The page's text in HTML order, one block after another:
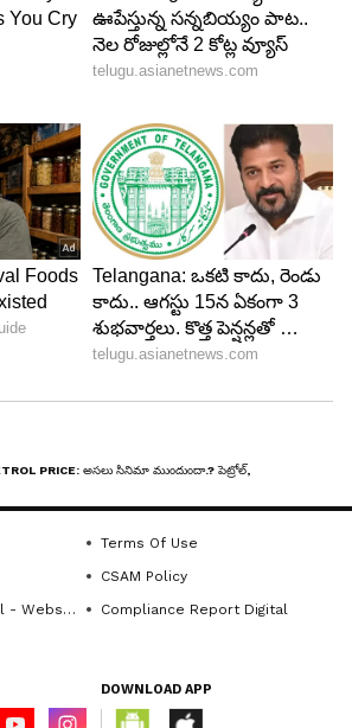
ప్రభావం సామాన్యుడిపైనే
డీజిల్ ధర పెరిగితే రవాణా ఖర్చులు
Terms Of Use
CSAM Policy
Website
Compliance Report Digital
DOWNLOAD APP